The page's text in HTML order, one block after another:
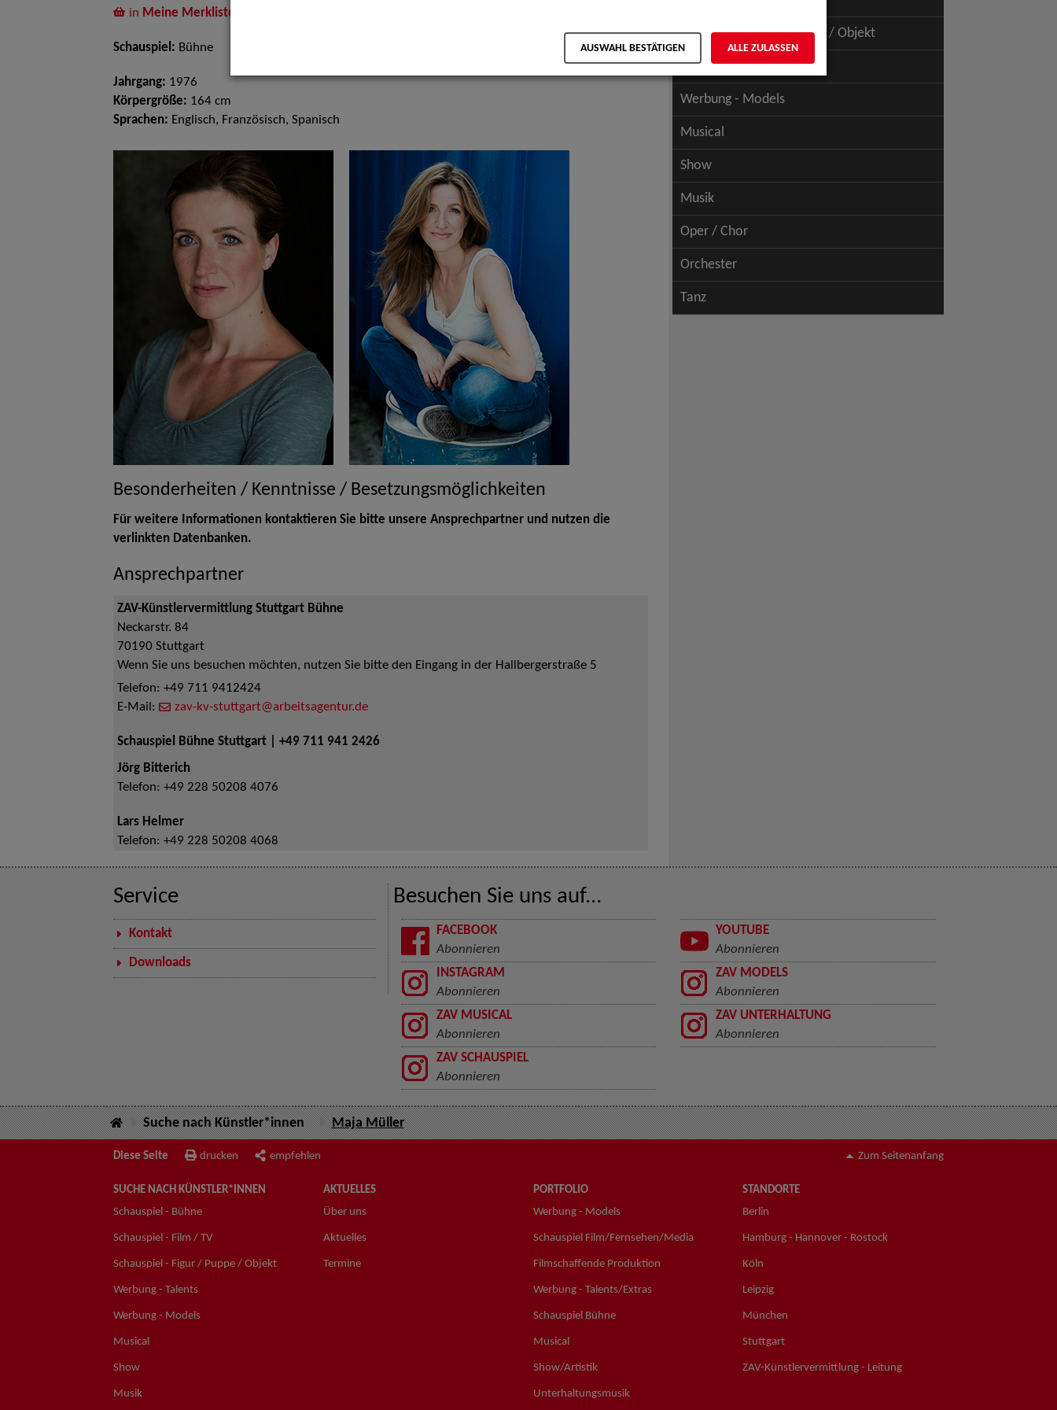
in Meine Merkliste
Schauspiel: Bühne
Jahrgang: 1976
Körpergröße: 164 cm
Sprachen: Englisch, Französisch, Spanisch
Besonderheiten / Kenntnisse / Besetzungsmöglichkeiten
Für weitere Informationen kontaktieren Sie bitte unsere Ansprechpartner und nutzen die
verlinkten Datenbanken.
Ansprechpartner
ZAV-Künstlervermittlung Stuttgart Bühne
Neckarstr. 84
70190 Stuttgart
Wenn Sie uns besuchen möchten, nutzen Sie bitte den Eingang in der Hallbergerstraße 5
Telefon: +49 711 9412424
E-Mail:
zav-kv-stuttgart@arbeitsagentur.de
Schauspiel Bühne Stuttgart | +49 711 941 2426
Jörg Bitterich
Telefon: +49 228 50208 4076
Lars Helmer
Telefon: +49 228 50208 4068
Schauspiel - Figur / Puppe / Objekt
Werbung - Talents
Werbung - Models
Musical
Show
Musik
Oper / Chor
Orchester
Tanz
Service
Kontakt
Downloads
Besuchen Sie uns auf...
FACEBOOK
Abonnieren
YOUTUBE
Abonnieren
INSTAGRAM
Abonnieren
ZAV MODELS
Abonnieren
ZAV MUSICAL
Abonnieren
ZAV UNTERHALTUNG
Abonnieren
ZAV SCHAUSPIEL
Abonnieren
Suche nach Künstler*innen Maja Müller
Diese Seite drucken empfehlen Zum Seitenanfang
SUCHE NACH KÜNSTLER*INNEN
Schauspiel - Bühne
Schauspiel - Film / TV
Schauspiel - Figur / Puppe / Objekt
Werbung - Talents
Werbung - Models
Musical
Show
Musik
AKTUELLES
Über uns
Aktuelles
Termine
PORTFOLIO
Werbung - Models
Schauspiel Film/Fernsehen/Media
Filmschaffende Produktion
Werbung - Talents/Extras
Schauspiel Bühne
Musical
Show/Artistik
Unterhaltungsmusik
STANDORTE
Berlin
Hamburg - Hannover - Rostock
Köln
Leipzig
München
Stuttgart
ZAV-Künstlervermittlung - Leitung
AUSWAHL BESTÄTIGEN ALLE ZULASSEN